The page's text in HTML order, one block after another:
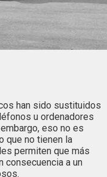
han sido sustituidos
u ordenadores
eso no es
que no tienen la
permiten que más
consecuencia a un